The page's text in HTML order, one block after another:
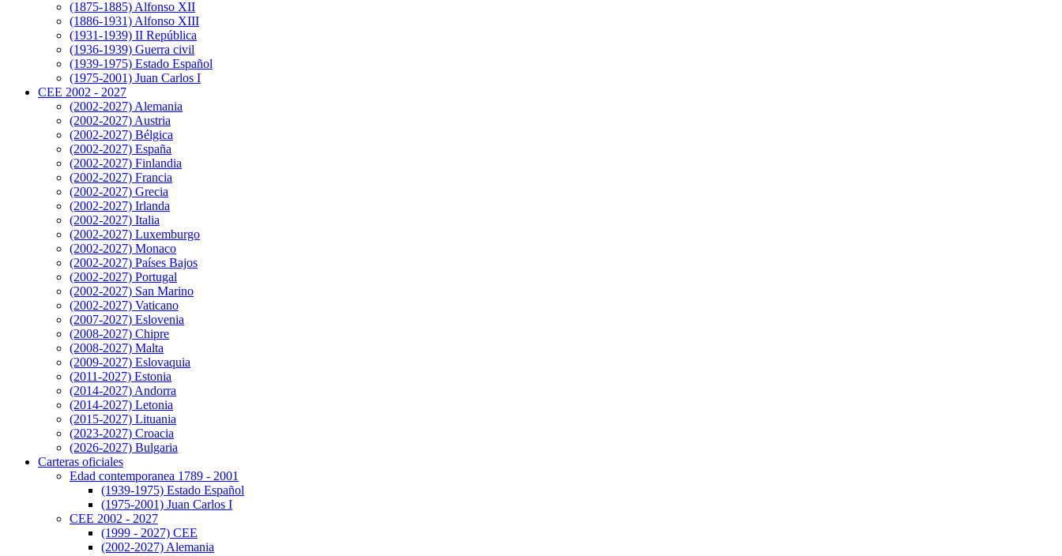
(1875-1885) Alfonso XII
(1886-1931) Alfonso XIII
(1931-1939) II República
(1936-1939) Guerra civil
(1939-1975) Estado Español
(1975-2001) Juan Carlos I
CEE 2002 - 2027
(2002-2027) Alemania
(2002-2027) Austria
(2002-2027) Bélgica
(2002-2027) España
(2002-2027) Finlandia
(2002-2027) Francia
(2002-2027) Grecia
(2002-2027) Irlanda
(2002-2027) Italia
(2002-2027) Luxemburgo
(2002-2027) Monaco
(2002-2027) Países Bajos
(2002-2027) Portugal
(2002-2027) San Marino
(2002-2027) Vaticano
(2007-2027) Eslovenia
(2008-2027) Chipre
(2008-2027) Malta
(2009-2027) Eslovaquia
(2011-2027) Estonia
(2014-2027) Andorra
(2014-2027) Letonia
(2015-2027) Lituania
(2023-2027) Croacia
(2026-2027) Bulgaria
Carteras oficiales
Edad contemporanea 1789 - 2001
(1939-1975) Estado Español
(1975-2001) Juan Carlos I
CEE 2002 - 2027
(1999 - 2027) CEE
(2002-2027) Alemania